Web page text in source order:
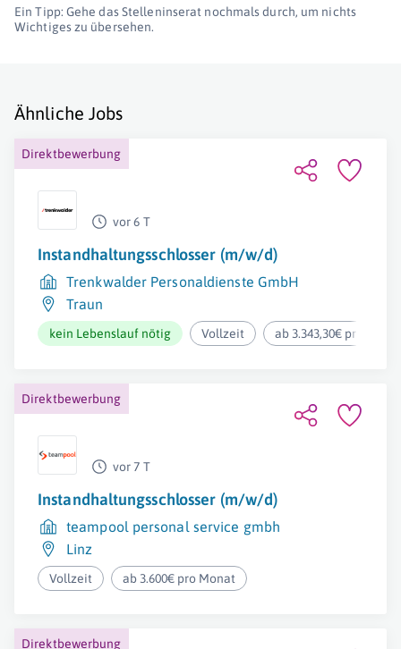
Ein Tipp: Gehe das Stelleninserat nochmals durch, um nichts
Wichtiges zu übersehen.
Ähnliche Jobs
Direktbewerbung
vor 6 T
Instandhaltungsschlosser (m/w/d)
Trenkwalder Personaldienste GmbH
Traun
kein Lebenslauf nötig Vollzeit ab 3.343,30€ pro
Direktbewerbung
vor 7 T
Instandhaltungsschlosser (m/w/d)
teampool personal service gmbh
Linz
Vollzeit ab 3.600€ pro Monat
Direktbewerbung